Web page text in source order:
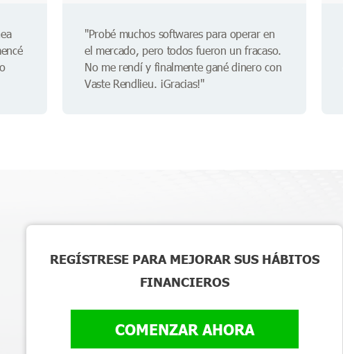
"Probé muchos softwares para operar en
el mercado, pero todos fueron un fracaso.
No me rendí y finalmente gané dinero con
Vaste Rendlieu. ¡Gracias!"
REGÍSTRESE PARA MEJORAR SUS HÁBITOS
FINANCIEROS
COMENZAR AHORA